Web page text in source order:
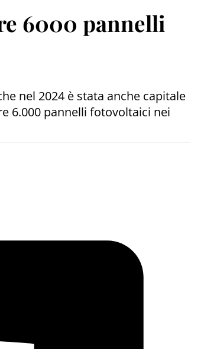
6000 pannelli
nel 2024 è stata anche capitale
6.000 pannelli fotovoltaici nei